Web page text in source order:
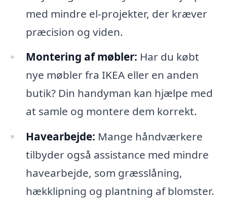
med mindre el-projekter, der kræver
præcision og viden.
Montering af møbler: Har du købt
nye møbler fra IKEA eller en anden
butik? Din handyman kan hjælpe med
at samle og montere dem korrekt.
Havearbejde: Mange håndværkere
tilbyder også assistance med mindre
havearbejde, som græsslåning,
hækklipning og plantning af blomster.